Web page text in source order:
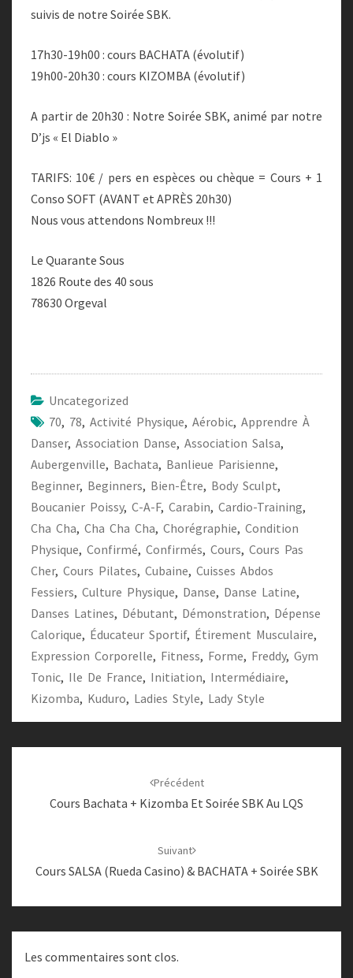
suivis de notre Soirée SBK.
17h30-19h00 : cours BACHATA (évolutif)
19h00-20h30 : cours KIZOMBA (évolutif)
A partir de 20h30 : Notre Soirée SBK, animé par notre
D’js « El Diablo »
TARIFS: 10€ / pers en espèces ou chèque = Cours + 1
Conso SOFT (AVANT et APRÈS 20h30)
Nous vous attendons Nombreux !!!
Le Quarante Sous
1826 Route des 40 sous
78630 Orgeval
Uncategorized
70, 78, Activité Physique, Aérobic, Apprendre À
Danser, Association Danse, Association Salsa,
Aubergenville, Bachata, Banlieue Parisienne,
Beginner, Beginners, Bien-Être, Body Sculpt,
Boucanier Poissy, C-A-F, Carabin, Cardio-Training,
Cha Cha, Cha Cha Cha, Chorégraphie, Condition
Physique, Confirmé, Confirmés, Cours, Cours Pas
Cher, Cours Pilates, Cubaine, Cuisses Abdos
Fessiers, Culture Physique, Danse, Danse Latine,
Danses Latines, Débutant, Démonstration, Dépense
Calorique, Éducateur Sportif, Étirement Musculaire,
Expression Corporelle, Fitness, Forme, Freddy, Gym
Tonic, Ile De France, Initiation, Intermédiaire,
Kizomba, Kuduro, Ladies Style, Lady Style
Précédent
Cours Bachata + Kizomba Et Soirée SBK Au LQS
Suivant
Cours SALSA (Rueda Casino) & BACHATA + Soirée SBK
Les commentaires sont clos.